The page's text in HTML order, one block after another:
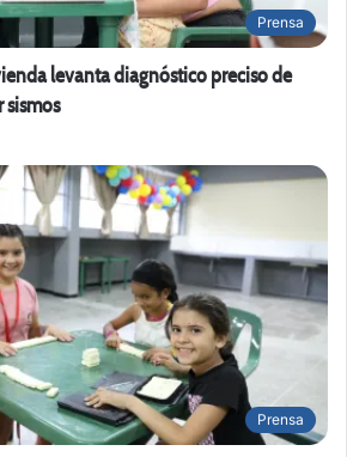
Prensa
levanta diagnóstico preciso de
Prensa